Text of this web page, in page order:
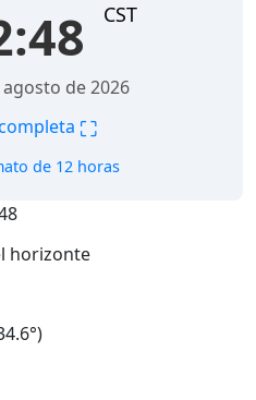
CST
de 2026
⛶
de 12 horas
horizonte